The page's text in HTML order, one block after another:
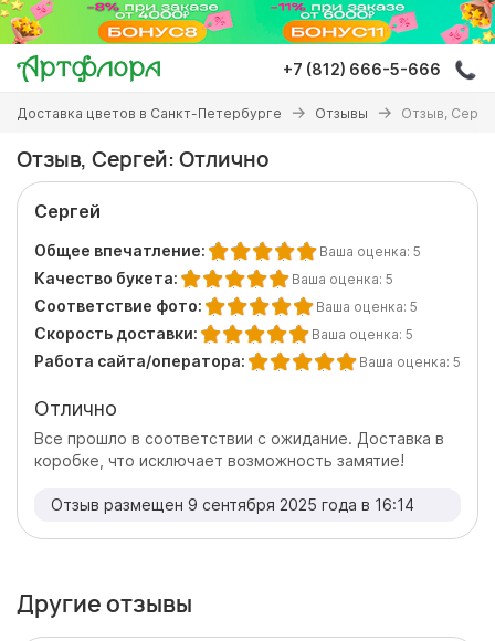
Перейти
основному
содержанию
+7 (812) 666-5-666
Вы
здесь
Доставка цветов в Санкт-Петербурге Отзывы Отзыв,
Отзыв, Сергей: Отлично
Сергей
Общее впечатление: Ваша оценка: 5
Качество букета: Ваша оценка: 5
Соответствие фото: Ваша оценка: 5
Скорость доставки: Ваша оценка: 5
Работа сайта/оператора: Ваша оценка: 5
Отлично
Все прошло в соответствии с ожидание. Доставка в
коробке, что исключает возможность замятие!
Отзыв размещен 9 сентября 2025 года в 16:14
Другие отзывы